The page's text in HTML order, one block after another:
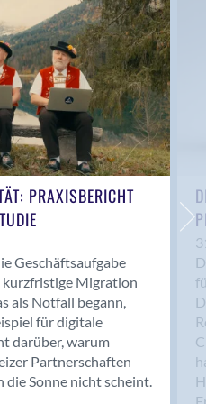
PRAXISBERICHT
Geschäftsaufgabe
kurzfristige Migration
als Notfall begann,
für digitale
darüber, warum
Partnerschaften
die Sonne nicht scheint.